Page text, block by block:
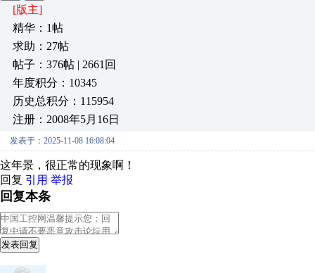
[版主]
精华：1帖
求助：27帖
帖子：376帖 | 2661回
年度积分：10345
历史总积分：115954
注册：2008年5月16日
发表于：2025-11-08 16:08:04
这年景，很正常的现象啊！
回复 引用 举报
回复本条
发表回复